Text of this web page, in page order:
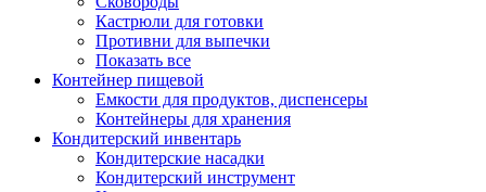
Кастрюли для готовки
Противни для выпечки
Показать все
Контейнер пищевой
Емкости для продуктов, диспенсеры
Контейнеры для хранения
Кондитерский инвентарь
Кондитерские насадки
Кондитерский инструмент